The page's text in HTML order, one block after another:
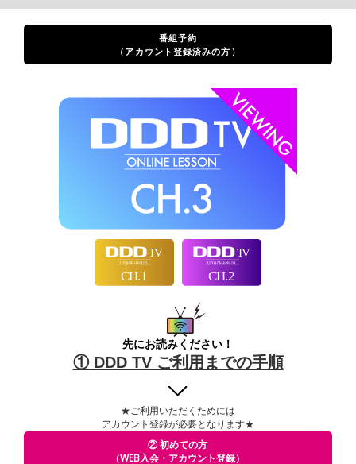
番組予約
（アカウント登録済みの方）
先にお読みください！
① DDD TV ご利用までの手順
★ご利用いただくためには
アカウント登録が必要となります★
② 初めての方
（WEB入会・アカウント登録）